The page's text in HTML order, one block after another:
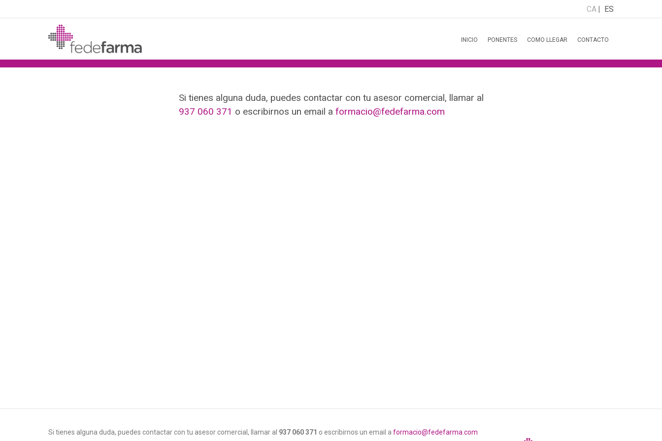
CA ES
INICIO PONENTES COMO LLEGAR CONTACTO
Si tienes alguna duda, puedes contactar con tu asesor comercial, llamar al
937 060 371 o escribirnos un email a formacio@fedefarma.com
Si tienes alguna duda, puedes contactar con tu asesor comercial, llamar al 937 060 371 o escribirnos un email a formacio@fedefarma.com